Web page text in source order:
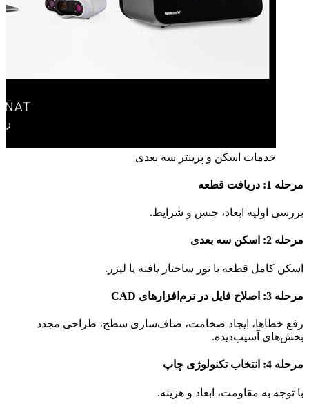
خدمات اسکن و پرینتر سه‌ بعدی
مرحله 1: دریافت قطعه
بررسی اولیه ابعاد، جنس و شرایط.
مرحله 2: اسکن سه‌ بعدی
اسکن کامل قطعه با نور ساختار یافته یا لیزر.
مرحله 3: اصلاح فایل در نرم‌افزارهای CAD
رفع خطاها، ایجاد ضخامت، صاف‌سازی سطح، طراحی مجدد
بخش‌های آسیب‌دیده.
مرحله 4: انتخاب تکنولوژی چاپ
با توجه به مقاومت، ابعاد و هزینه.